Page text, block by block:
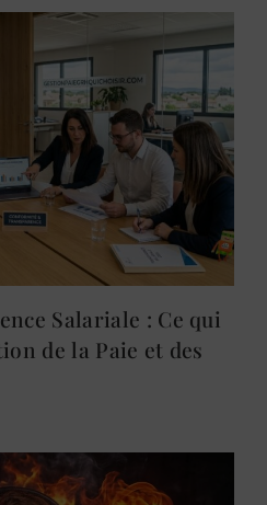
Salariale : Ce qui
de la Paie et des